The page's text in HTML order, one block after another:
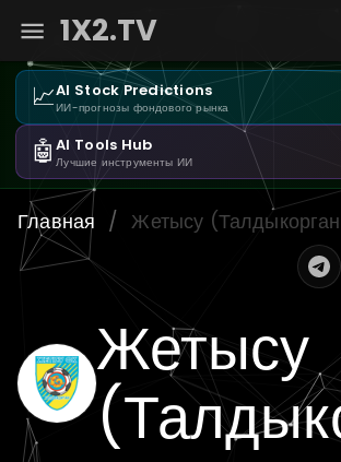
1X2.TV
📈AI Stock Predictions
ИИ-прогнозы фондового рынка
🤖AI Tools Hub
Лучшие инструменты ИИ
Главная / Жетысу
Жетысу